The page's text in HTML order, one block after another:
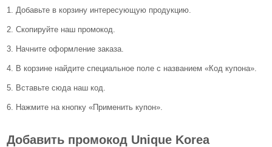
1. Добавьте в корзину интересующую продукцию.
2. Скопируйте наш промокод.
3. Начните оформление заказа.
4. В корзине найдите специальное поле с названием «Код купона».
5. Вставьте сюда наш код.
6. Нажмите на кнопку «Применить купон».
Добавить промокод Unique Korea